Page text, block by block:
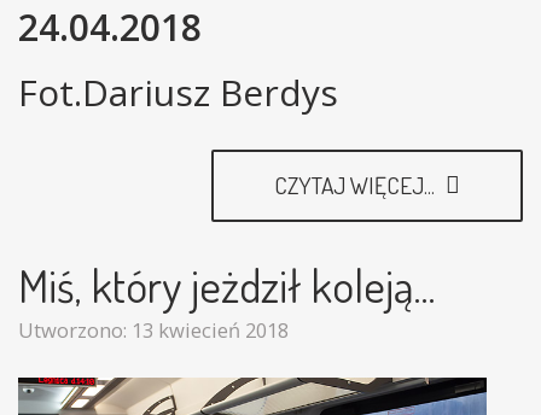
24.04.2018
Fot.Dariusz Berdys
CZYTAJ WIĘCEJ...
Miś, który jeżdził koleją...
Utworzono: 13 kwiecień 2018